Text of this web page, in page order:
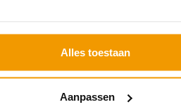
Alles toestaan
Aanpassen